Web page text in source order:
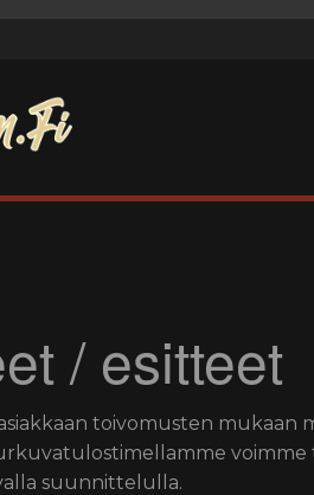
/ esitteet
toivomusten mukaan
suunnittelulla.